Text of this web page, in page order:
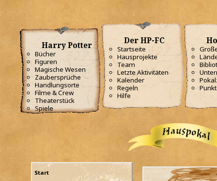
Harry Potter
Bücher
Figuren
Magische Wesen
Zaubersprüche
Handlungsorte
Filme & Crew
Theaterstück
Spiele
Der HP-FC
Startseite
Hausprojekte
Team
Letzte Aktivitäten
Kalender
Regeln
Hilfe
Start